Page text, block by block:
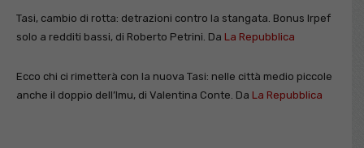
Tasi, cambio di rotta: detrazioni contro la stangata. Bonus Irpef
solo a redditi bassi, di Roberto Petrini. Da La Repubblica
Ecco chi ci rimetterà con la nuova Tasi: nelle città medio piccole
anche il doppio dell’Imu, di Valentina Conte. Da La Repubblica